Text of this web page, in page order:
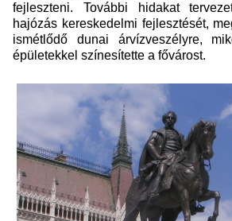
fejleszteni. További hidakat
hajózás kereskedelmi fejlesztését,
ismétlődő dunai árvízveszélyre,
épületekkel színesítette a fővárost.